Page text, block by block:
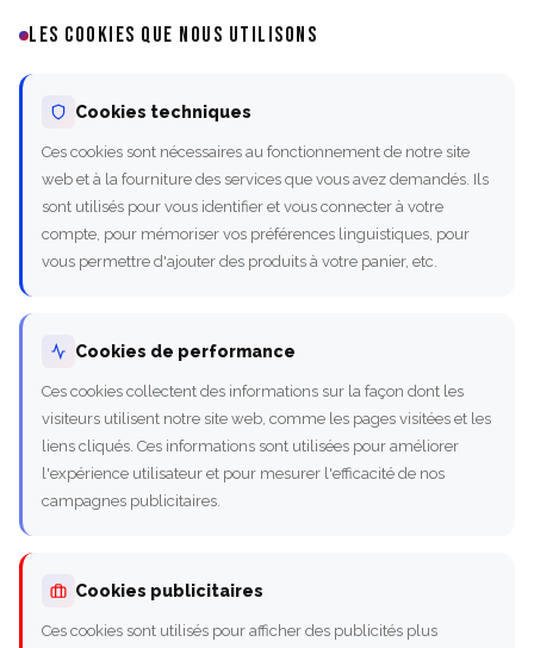
LES COOKIES QUE NOUS UTILISONS
Cookies techniques
Ces cookies sont nécessaires au fonctionnement de notre site
web et à la fourniture des services que vous avez demandés. Ils
sont utilisés pour vous identifier et vous connecter à votre
compte, pour mémoriser vos préférences linguistiques, pour
vous permettre d'ajouter des produits à votre panier, etc.
Cookies de performance
Ces cookies collectent des informations sur la façon dont les
visiteurs utilisent notre site web, comme les pages visitées et les
liens cliqués. Ces informations sont utilisées pour améliorer
l'expérience utilisateur et pour mesurer l'efficacité de nos
campagnes publicitaires.
Cookies publicitaires
Ces cookies sont utilisés pour afficher des publicités plus